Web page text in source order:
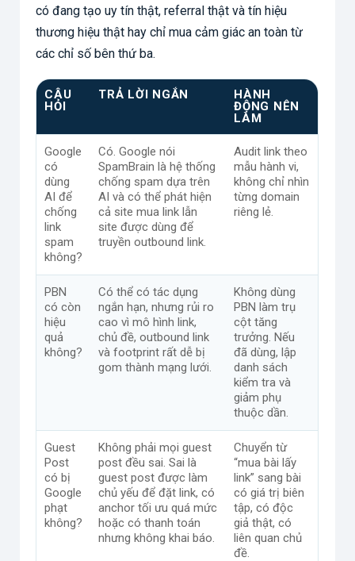
có đang tạo uy tín thật, referral thật và tín hiệu
thương hiệu thật hay chỉ mua cảm giác an toàn từ
các chỉ số bên thứ ba.
CÂU
HỎI
TRẢ LỜI NGẮN
HÀNH
ĐỘNG NÊN
LÀM
Google
có
dùng
AI để
chống
link
spam
không?
Có. Google nói
SpamBrain là hệ thống
chống spam dựa trên
AI và có thể phát hiện
cả site mua link lẫn
site được dùng để
truyền outbound link.
Audit link theo
mẫu hành vi,
không chỉ nhìn
từng domain
riêng lẻ.
PBN
có còn
hiệu
quả
không?
Có thể có tác dụng
ngắn hạn, nhưng rủi ro
cao vì mô hình link,
chủ đề, outbound link
và footprint rất dễ bị
gom thành mạng lưới.
Không dùng
PBN làm trụ
cột tăng
trưởng. Nếu
đã dùng, lập
danh sách
kiểm tra và
giảm phụ
thuộc dần.
Guest
Post
có bị
Google
phạt
không?
Không phải mọi guest
post đều sai. Sai là
guest post được làm
chủ yếu để đặt link, có
anchor tối ưu quá mức
hoặc có thanh toán
nhưng không khai báo.
Chuyển từ
“mua bài lấy
link” sang bài
có giá trị biên
tập, có độc
giả thật, có
liên quan chủ
đề.